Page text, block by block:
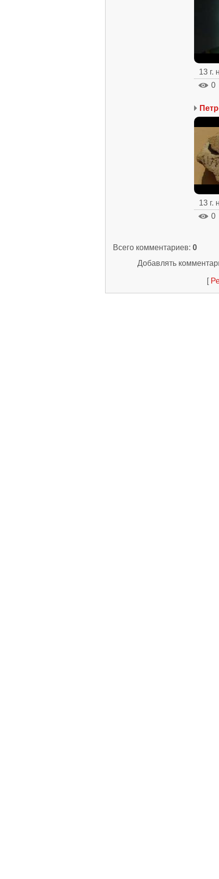
13 г.
0
13 г.
0
Всего комментариев: 0
Добавлять
[